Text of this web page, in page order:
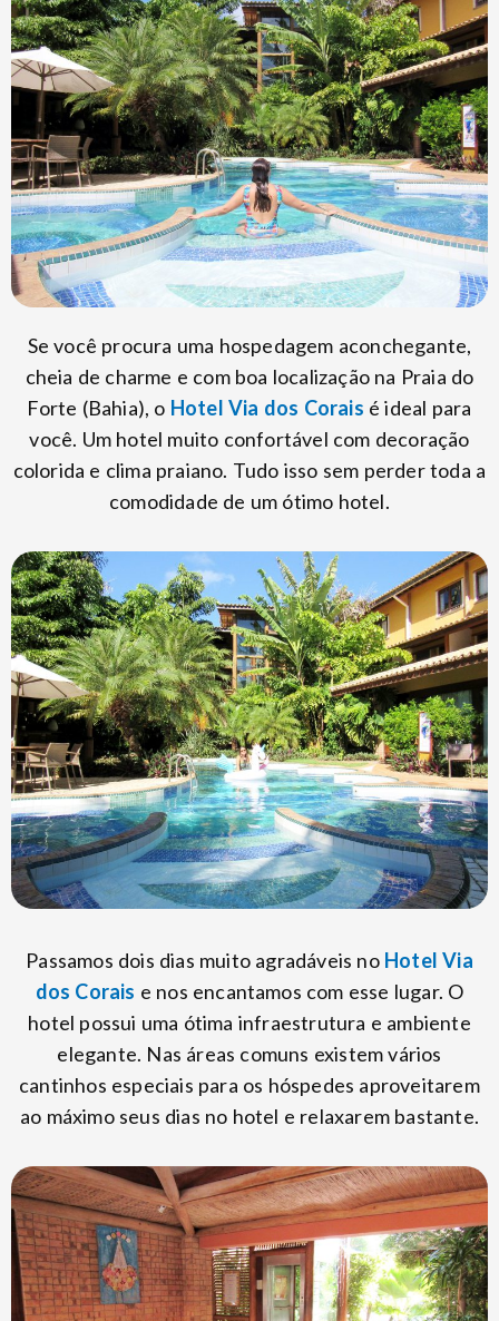
Se você procura uma hospedagem aconchegante,
cheia de charme e com boa localização na Praia do
Forte (Bahia), o Hotel Via dos Corais é ideal para
você. Um hotel muito confortável com decoração
colorida e clima praiano. Tudo isso sem perder toda a
comodidade de um ótimo hotel.
Passamos dois dias muito agradáveis no Hotel Via
dos Corais e nos encantamos com esse lugar. O
hotel possui uma ótima infraestrutura e ambiente
elegante. Nas áreas comuns existem vários
cantinhos especiais para os hóspedes aproveitarem
ao máximo seus dias no hotel e relaxarem bastante.